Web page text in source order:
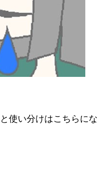
使い分けはこちらにな